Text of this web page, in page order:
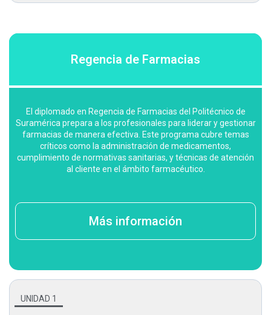
Regencia de Farmacias
El diplomado en Regencia de Farmacias del Politécnico de
Suramérica prepara a los profesionales para liderar y gestionar
farmacias de manera efectiva. Este programa cubre temas
críticos como la administración de medicamentos,
cumplimiento de normativas sanitarias, y técnicas de atención
al cliente en el ámbito farmacéutico.
Más información
UNIDAD 1